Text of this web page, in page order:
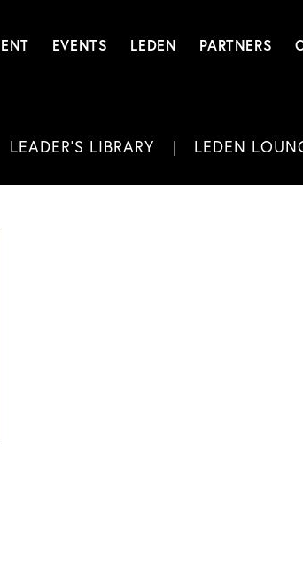
EVENTS LEDEN PARTNERS
LEADER'S LIBRARY LEDEN